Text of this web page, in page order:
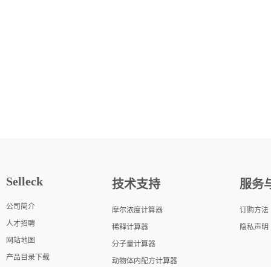
Selleck
公司简介
人才招聘
网站地图
产品目录下载
技术支持
摩尔浓度计算器
稀释计算器
分子量计算器
动物体内配方计算器
服务
订购方法
隐私声明